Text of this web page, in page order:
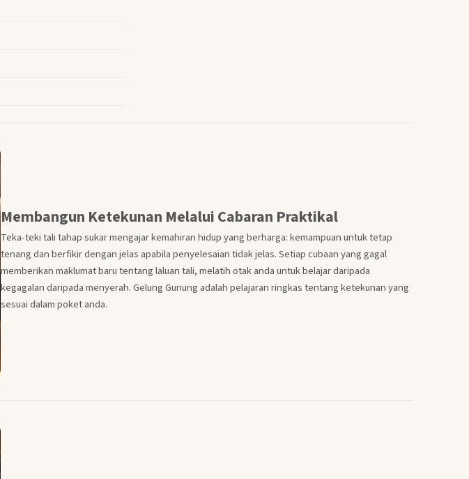
Membangun Ketekunan Melalui Cabaran Praktikal
Teka-teki tali tahap sukar mengajar kemahiran hidup yang berharga: kemampuan untuk tetap
tenang dan berfikir dengan jelas apabila penyelesaian tidak jelas. Setiap cubaan yang gagal
memberikan maklumat baru tentang laluan tali, melatih otak anda untuk belajar daripada
kegagalan daripada menyerah. Gelung Gunung adalah pelajaran ringkas tentang ketekunan yang
sesuai dalam poket anda.